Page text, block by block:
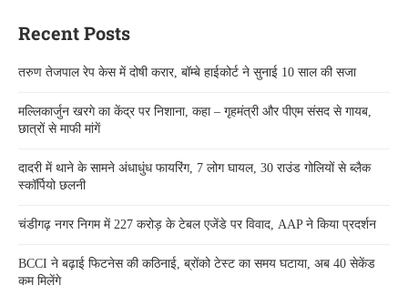
Recent Posts
तरुण तेजपाल रेप केस में दोषी करार, बॉम्बे हाईकोर्ट ने सुनाई 10 साल की सजा
मल्लिकार्जुन खरगे का केंद्र पर निशाना, कहा – गृहमंत्री और पीएम संसद से गायब,
छात्रों से माफी मांगें
दादरी में थाने के सामने अंधाधुंध फायरिंग, 7 लोग घायल, 30 राउंड गोलियों से ब्लैक
स्कॉर्पियो छलनी
चंडीगढ़ नगर निगम में 227 करोड़ के टेबल एजेंडे पर विवाद, AAP ने किया प्रदर्शन
BCCI ने बढ़ाई फिटनेस की कठिनाई, ब्रोंको टेस्ट का समय घटाया, अब 40 सेकेंड
कम मिलेंगे